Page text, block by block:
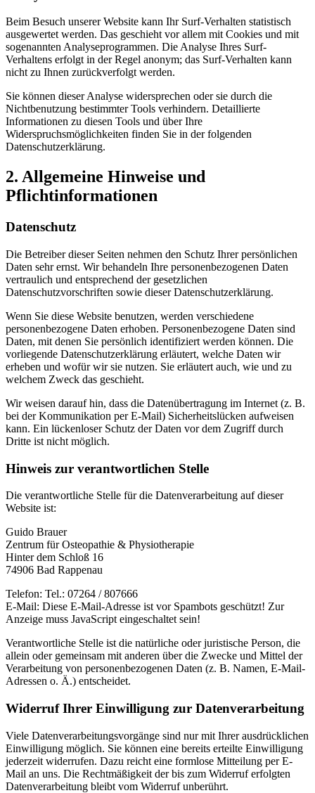
Beim Besuch unserer Website kann Ihr Surf-Verhalten statistisch
ausgewertet werden. Das geschieht vor allem mit Cookies und mit
sogenannten Analyseprogrammen. Die Analyse Ihres Surf-
Verhaltens erfolgt in der Regel anonym; das Surf-Verhalten kann
nicht zu Ihnen zurückverfolgt werden.
Sie können dieser Analyse widersprechen oder sie durch die
Nichtbenutzung bestimmter Tools verhindern. Detaillierte
Informationen zu diesen Tools und über Ihre
Widerspruchsmöglichkeiten finden Sie in der folgenden
Datenschutzerklärung.
2. Allgemeine Hinweise und
Pflichtinformationen
Datenschutz
Die Betreiber dieser Seiten nehmen den Schutz Ihrer persönlichen
Daten sehr ernst. Wir behandeln Ihre personenbezogenen Daten
vertraulich und entsprechend der gesetzlichen
Datenschutzvorschriften sowie dieser Datenschutzerklärung.
Wenn Sie diese Website benutzen, werden verschiedene
personenbezogene Daten erhoben. Personenbezogene Daten sind
Daten, mit denen Sie persönlich identifiziert werden können. Die
vorliegende Datenschutzerklärung erläutert, welche Daten wir
erheben und wofür wir sie nutzen. Sie erläutert auch, wie und zu
welchem Zweck das geschieht.
Wir weisen darauf hin, dass die Datenübertragung im Internet (z. B.
bei der Kommunikation per E-Mail) Sicherheitslücken aufweisen
kann. Ein lückenloser Schutz der Daten vor dem Zugriff durch
Dritte ist nicht möglich.
Hinweis zur verantwortlichen Stelle
Die verantwortliche Stelle für die Datenverarbeitung auf dieser
Website ist:
Guido Brauer
Zentrum für Osteopathie & Physiotherapie
Hinter dem Schloß 16
74906 Bad Rappenau
Telefon: Tel.: 07264 / 807666
E-Mail: Diese E-Mail-Adresse ist vor Spambots geschützt! Zur
Anzeige muss JavaScript eingeschaltet sein!
Verantwortliche Stelle ist die natürliche oder juristische Person, die
allein oder gemeinsam mit anderen über die Zwecke und Mittel der
Verarbeitung von personenbezogenen Daten (z. B. Namen, E-Mail-
Adressen o. Ä.) entscheidet.
Widerruf Ihrer Einwilligung zur Datenverarbeitung
Viele Datenverarbeitungsvorgänge sind nur mit Ihrer ausdrücklichen
Einwilligung möglich. Sie können eine bereits erteilte Einwilligung
jederzeit widerrufen. Dazu reicht eine formlose Mitteilung per E-
Mail an uns. Die Rechtmäßigkeit der bis zum Widerruf erfolgten
Datenverarbeitung bleibt vom Widerruf unberührt.